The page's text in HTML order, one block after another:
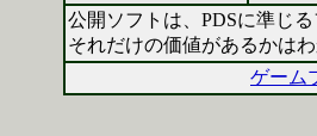
公開ソフトは、PDSに準じ
それだけの価値があるかは
ゲーム